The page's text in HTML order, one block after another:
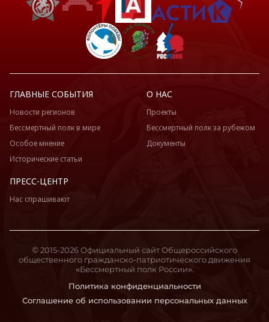
ГЛАВНЫЕ СОБЫТИЯ
Новости регионов
Бессмертный полк в мире
Особое мнение
Исторические статьи
О НАС
Проекты
Бессмертный полк за рубежом
Документы
ПРЕСС-ЦЕНТР
Нас спрашивают
Политика конфиденциальности
Соглашение об использовании персональных данных
© 2015-2026 Официальный сайт Общероссийского
общественного гражданско-патриотического движения
«Бессмертный полк России».